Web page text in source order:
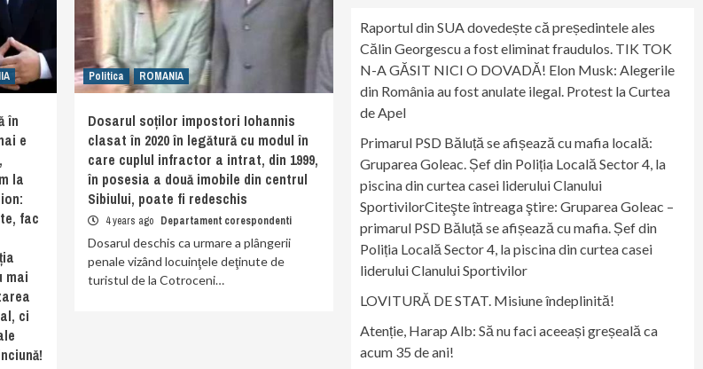
în
e
la
fac
mai
ci
Politica ROMANIA
Dosarul soților impostori Iohannis
clasat în 2020 în legătură cu modul în
care cuplul infractor a intrat, din 1999,
în posesia a două imobile din centrul
Sibiului, poate fi redeschis
4 years ago Departament corespondenti
Dosarul deschis ca urmare a plângerii
penale vizând locuinţele deţinute de
turistul de la Cotroceni…
Raportul din SUA dovedește că președintele ales
Călin Georgescu a fost eliminat fraudulos. TIK TOK
N-A GĂSIT NICI O DOVADĂ! Elon Musk: Alegerile
din România au fost anulate ilegal. Protest la Curtea
de Apel
Primarul PSD Băluță se afișează cu mafia locală:
Gruparea Goleac. Șef din Poliția Locală Sector 4, la
piscina din curtea casei liderului Clanului
SportivilorCiteşte întreaga ştire: Gruparea Goleac –
primarul PSD Băluță se afișează cu mafia. Șef din
Poliția Locală Sector 4, la piscina din curtea casei
liderului Clanului Sportivilor
LOVITURĂ DE STAT. Misiune îndeplinită!
Atenție, Harap Alb: Să nu faci aceeași greșeală ca
acum 35 de ani!